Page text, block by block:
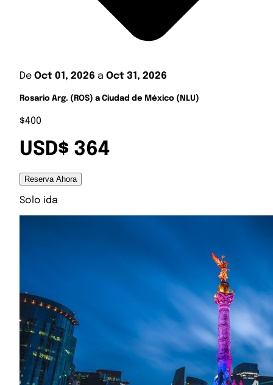
De Oct 01, 2026 a Oct 31, 2026
Rosario Arg. (ROS) a Ciudad de México (NLU)
$400
USD$ 364
Reserva Ahora
Solo ida